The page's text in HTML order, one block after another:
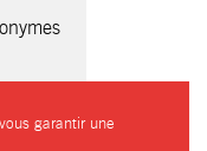
garantir une